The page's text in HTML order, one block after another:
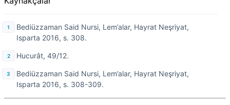
Bediüzzaman Said Nursi, Lem’alar, Hayrat Neşriyat,
Isparta 2016, s. 308.
Hucurât, 49/12.
Bediüzzaman Said Nursi, Lem’alar, Hayrat Neşriyat,
Isparta 2016, s. 308-309.